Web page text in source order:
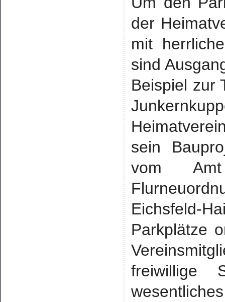
der
mit
sind
Beispiel zur
sein
vom
Eichsfeld-
Parkplätze
freiwillige